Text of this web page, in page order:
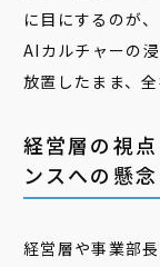
に目にするのが
AIカルチャーの
放置したまま、
経営層の視
ンスへの懸念
経営層や事業部